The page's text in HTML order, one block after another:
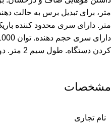
متر. دارای سری محدود کننده
کردن دستگاه. طول سیم 2 متر. دو سال گارانتی. ساخت کشور چین.
مشخصات
نام تجاری